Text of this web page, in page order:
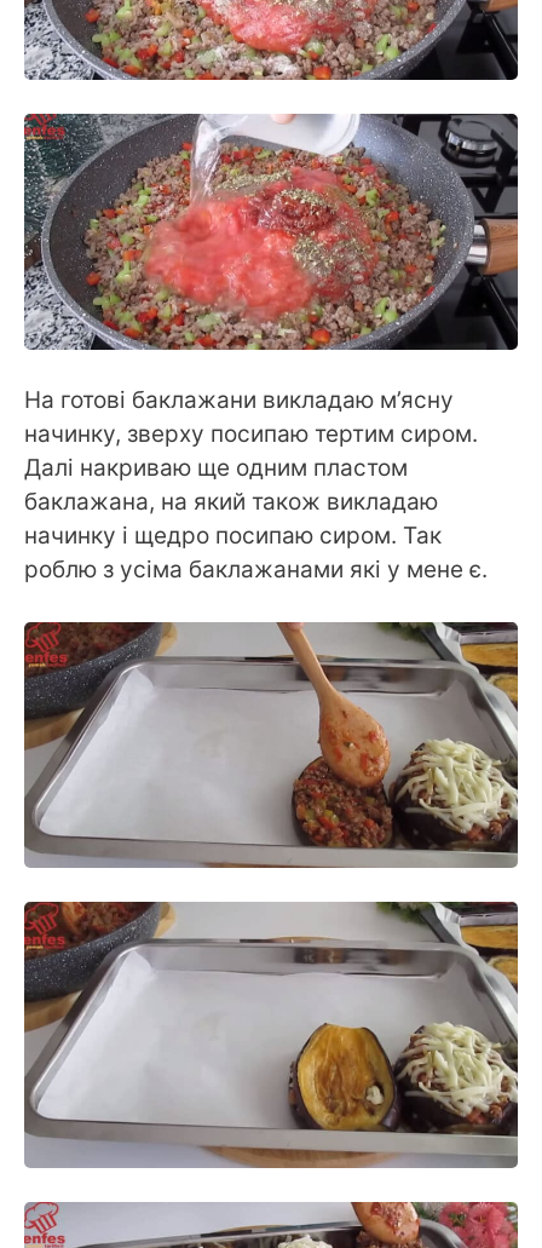
На готові баклажани викладаю м’ясну
начинку, зверху посипаю тертим сиром.
Далі накриваю ще одним пластом
баклажана, на який також викладаю
начинку і щедро посипаю сиром. Так
роблю з усіма баклажанами які у мене є.